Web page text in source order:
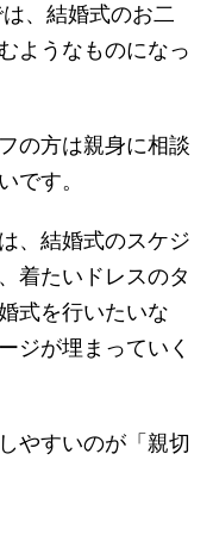
、結婚式のお二
ようなものになっ
の方は親身に相談
です。
、結婚式のスケジ
着たいドレスのタ
式を行いたいな
ジが埋まっていく
やすいのが「親切